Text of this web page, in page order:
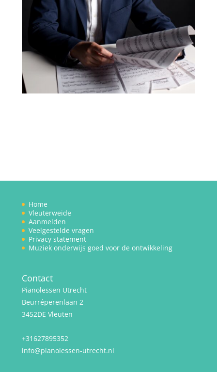
Home
Vleuterweide
Aanmelden
Veelgestelde vragen
Privacy statement
Muziek onderwijs goed voor de ontwikkeling
Contact
Pianolessen Utrecht
Beurréperenlaan 2
3452DE Vleuten
+31627895352
info@pianolessen-utrecht.nl